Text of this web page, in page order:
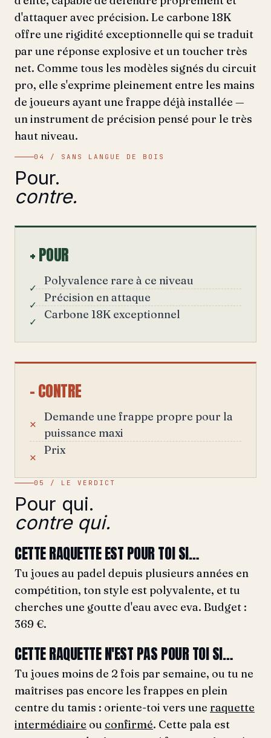
d'attaquer avec précision. Le carbone 18K
offre une rigidité exceptionnelle qui se traduit
par une réponse explosive et un toucher très
net. Comme tous les modèles signés du circuit
pro, elle s'exprime pleinement entre les mains
de joueurs ayant une frappe déjà installée —
un instrument de précision pensé pour le très
haut niveau.
04 / SANS LANGUE DE BOIS
Pour.
contre.
+ POUR
Polyvalence rare à ce niveau
Précision en attaque
Carbone 18K exceptionnel
– CONTRE
Demande une frappe propre pour la
puissance maxi
Prix
05 / LE VERDICT
Pour qui.
contre qui.
CETTE RAQUETTE EST POUR TOI SI…
Tu joues au padel depuis plusieurs années en
compétition, ton style est polyvalente, et tu
cherches une goutte d'eau avec eva. Budget :
369 €.
CETTE RAQUETTE N'EST PAS POUR TOI SI…
Tu joues moins de 2 fois par semaine, ou tu ne
maîtrises pas encore les frappes en plein
centre du tamis : oriente-toi vers une raquette
intermédiaire ou confirmé. Cette pala est